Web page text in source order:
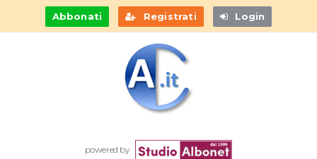
Abbonati Registrati Login
powered by